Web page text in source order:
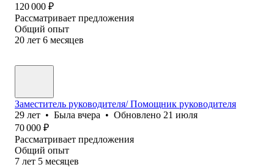
120 000 ₽
Рассматривает предложения
Общий опыт
20 лет 6 месяцев
Заместитель руководителя/ Помощник руководителя
29 лет • Была вчера • Обновлено 21 июля
70 000 ₽
Рассматривает предложения
Общий опыт
7 лет 5 месяцев